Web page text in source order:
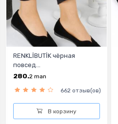
RENKLİBUTİK чёрная
повсед...
280.2 man
662 отзыв(ов)
В корзину